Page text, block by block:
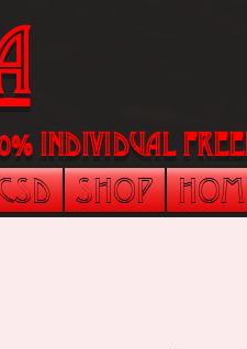
individual
Shop